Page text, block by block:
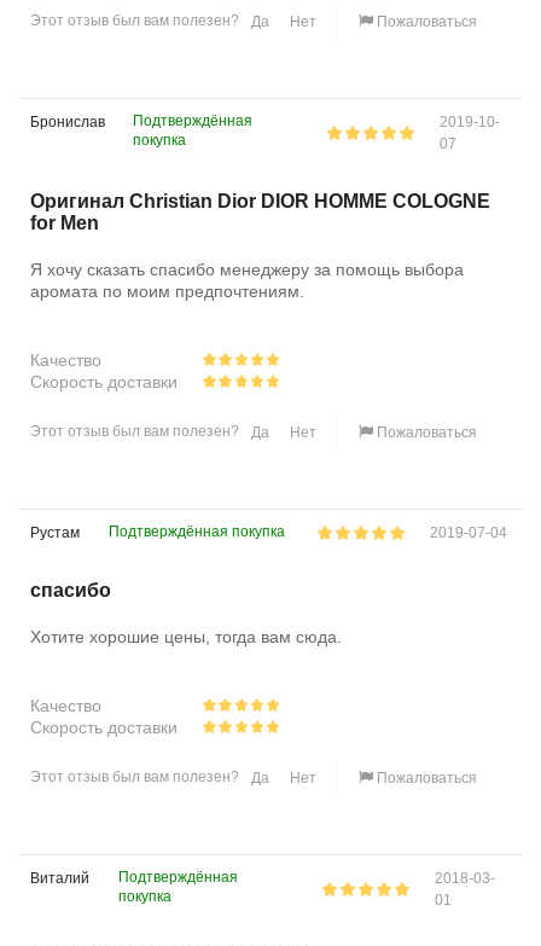
Этот отзыв был вам полезен? Да Нет Пожаловаться
Бронислав
Подтверждённая
покупка
2019-10-
07
Оригинал Christian Dior DIOR HOMME COLOGNE
for Men
Я хочу сказать спасибо менеджеру за помощь выбора
аромата по моим предпочтениям.
Качество
Скорость доставки
Этот отзыв был вам полезен? Да Нет Пожаловаться
Рустам Подтверждённая покупка 2019-07-04
спасибо
Хотите хорошие цены, тогда вам сюда.
Качество
Скорость доставки
Этот отзыв был вам полезен? Да Нет Пожаловаться
Виталий
Подтверждённая
покупка
2018-03-
01